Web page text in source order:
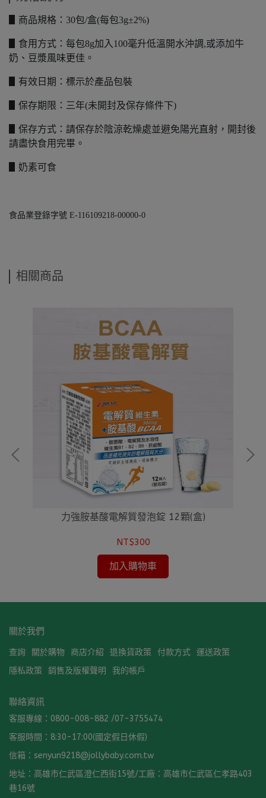
▋商品規格：30包/盒(每包3g±2%)
▋食用方式：每包8g加入100毫升低溫開水沖調,或添加牛
奶、豆漿風味更佳。
▋有效日期：標示於產品包裝
▋保存期限：三年(未開封及保存條件下)
▋保存方式：請保存於陰涼乾燥處並避免陽光直射，開封後
請盡快食用完畢。
▋奶素可食
食品業登錄字號 E-116109218-00000-0
相關商品
力強胺基酸電解質發泡錠 12顆(盒)
NT$300
加入購物車
關於我們
查詢 關於購物 商店介紹 退換貨政策 付款方式 運送政策
隱私政策 銷售及版權聲明 我的帳戶
聯絡資訊
客服專線：0800-008-882 /07-3755474
客服時間：8:30-17:00(國定假日休假)
信箱：senyun9218@jollybaby.com.tw
地址：高雄市仁武區澄仁西街15號/工廠：高雄市仁武區仁孝路403
巷16號